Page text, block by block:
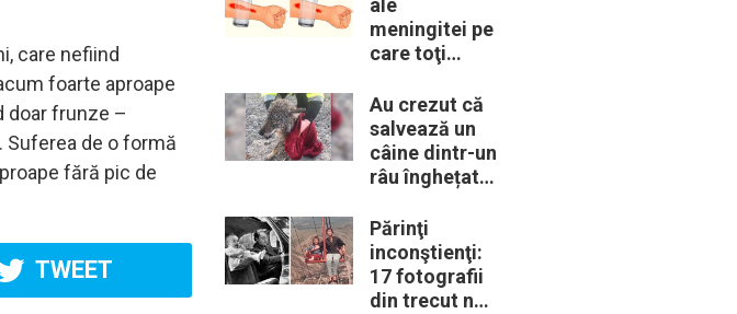
care nefiind
foarte aproape
doar frunze –
Suferea de o formă
fără pic de
TWEET
ale
meningitei pe
care toţi
trebui să le
cunoască
Au crezut că
salvează un
câine dintr-un
râu înghețat:
descoperă că
de fapt era un
lup
Părinţi
inconştienţi:
17 fotografii
din trecut ne